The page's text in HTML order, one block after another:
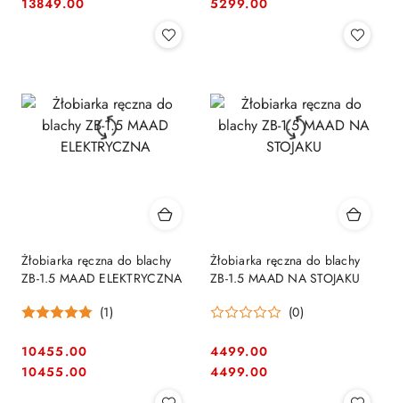
Żłobiarka ręczna do blachy
ZB-1.5 MAAD ELEKTRYCZNA
(1)
Cena:
10455.00
Cena:
10455.00
Żłobiarka ręczna do blachy
ZB-1.5 MAAD NA STOJAKU
(0)
Cena:
4499.00
Cena:
4499.00